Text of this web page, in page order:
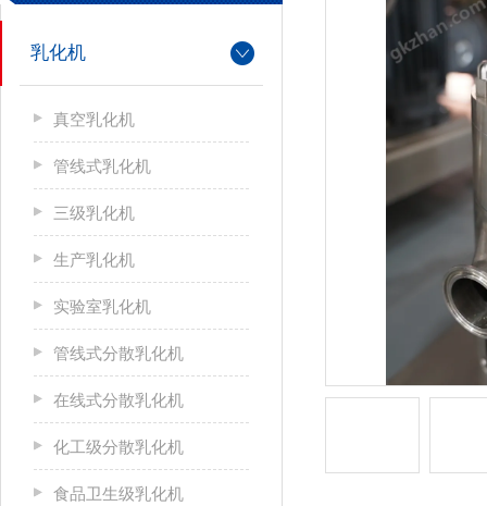
乳化机
真空乳化机
管线式乳化机
三级乳化机
生产乳化机
实验室乳化机
管线式分散乳化机
在线式分散乳化机
化工级分散乳化机
食品卫生级乳化机